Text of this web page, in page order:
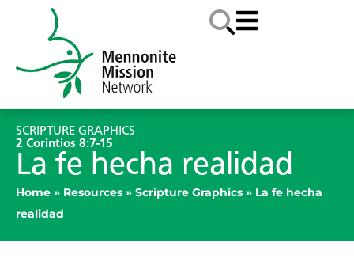
SCRIPTURE GRAPHICS
2 Corintios 8:7-15
La fe hecha realidad
Home » Resources » Scripture Graphics » La fe hecha
realidad